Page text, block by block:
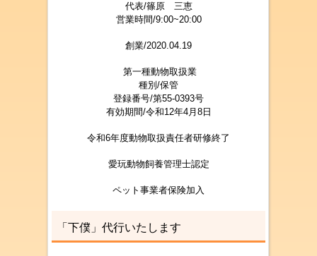
代表/篠原 三恵
営業時間/9:00~20:00
創業/2020.04.19
第一種動物取扱業
種別/保管
登録番号/第55-0393号
有効期間/令和12年4月8日
令和6年度動物取扱責任者研修終了
愛玩動物飼養管理士認定
ペット事業者保険加入
「下僕」代行いたします